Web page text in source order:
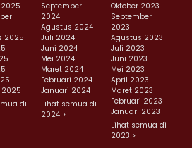
2025
2025
di
September
2024
Agustus 2024
Juli 2024
Juni 2024
Mei 2024
Maret 2024
Februari 2024
Januari 2024
Lihat semua di
2024 >
Oktober 2023
September
2023
Agustus 2023
Juli 2023
Juni 2023
Mei 2023
April 2023
Maret 2023
Februari 2023
Januari 2023
Lihat semua di
2023 >